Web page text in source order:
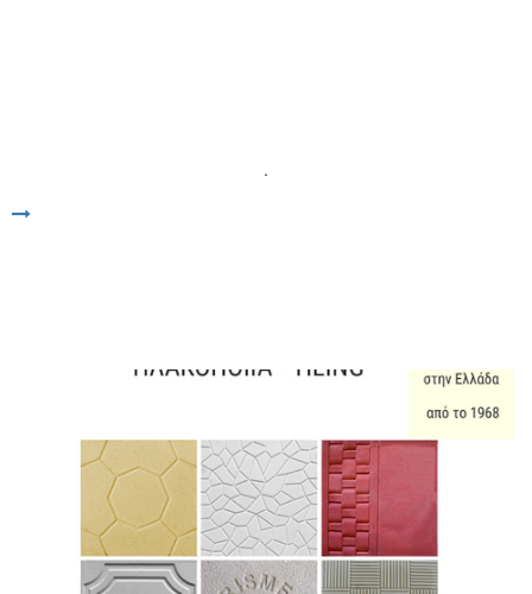
.
Άνοιγμα συνδέσμου